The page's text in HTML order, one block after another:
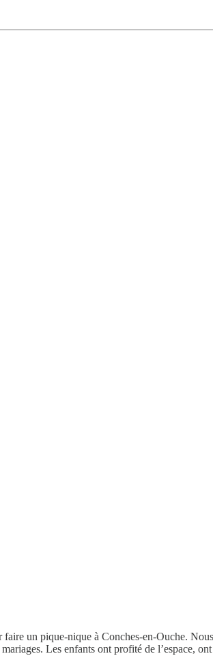
un pique-nique à Conches-en-Ouche.
Les enfants ont profité de l’espace,